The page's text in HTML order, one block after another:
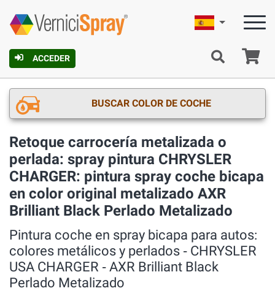
ACCEDER
Español
BUSCAR COLOR DE COCHE
Retoque carrocería metalizada o
perlada: spray pintura CHRYSLER
CHARGER: pintura spray coche bicapa
en color original metalizado AXR
Brilliant Black Perlado Metalizado
Pintura coche en spray bicapa para autos:
colores metálicos y perlados ‐ CHRYSLER
USA CHARGER ‐ AXR Brilliant Black
Perlado Metalizado